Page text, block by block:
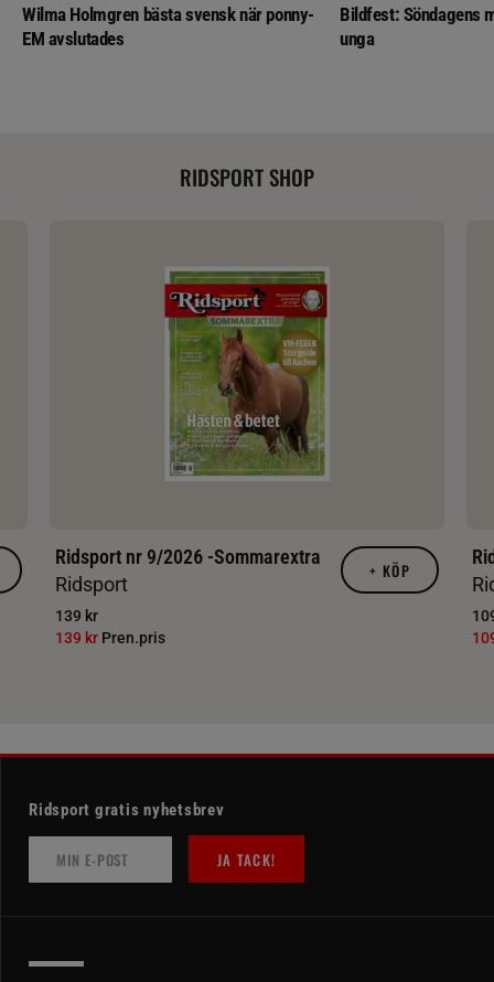
Wilma Holmgren bästa svensk när ponny-
EM avslutades
Bildfest: Söndagens
unga
RIDSPORT SHOP
Ridsport nr 9/2026 -Sommarextra
Ridsport
139 kr
139 kr Pren.pris
+ KÖP
Ridsport gratis nyhetsbrev
JA TACK!